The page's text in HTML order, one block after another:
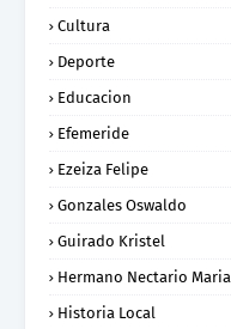
Cultura
Deporte
Educacion
Efemeride
Ezeiza Felipe
Gonzales Oswaldo
Guirado Kristel
Hermano Nectario Maria
Historia Local